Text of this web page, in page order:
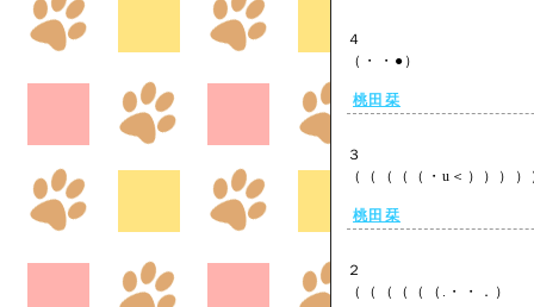
４
（・・●）
桃田栞
３
（（（（（・u＜）））
桃田栞
２
（（（（（（.・・．）